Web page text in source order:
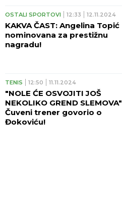
OSTALI SPORTOVI 12:33 12.11.2024
KAKVA ČAST: Angelina Topić
nominovana za prestižnu
nagradu!
TENIS 12:50 11.11.2024
"NOLE ĆE OSVOJITI JOŠ
NEKOLIKO GREND SLEMOVA"
Čuveni trener govorio o
Đokoviću!